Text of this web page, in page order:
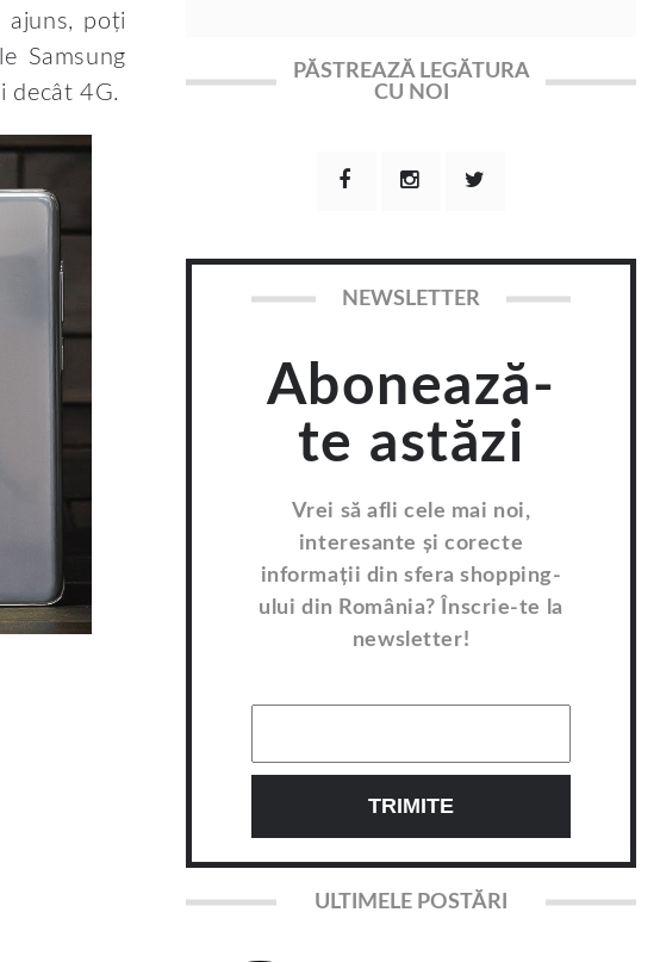
poți
Samsung
decât 4G.
PĂSTREAZĂ LEGĂTURA
CU NOI
NEWSLETTER
Abonează-
te astăzi
Vrei să afli cele mai noi,
interesante și corecte
informații din sfera shopping-
ului din România? Înscrie-te la
newsletter!
ULTIMELE POSTĂRI